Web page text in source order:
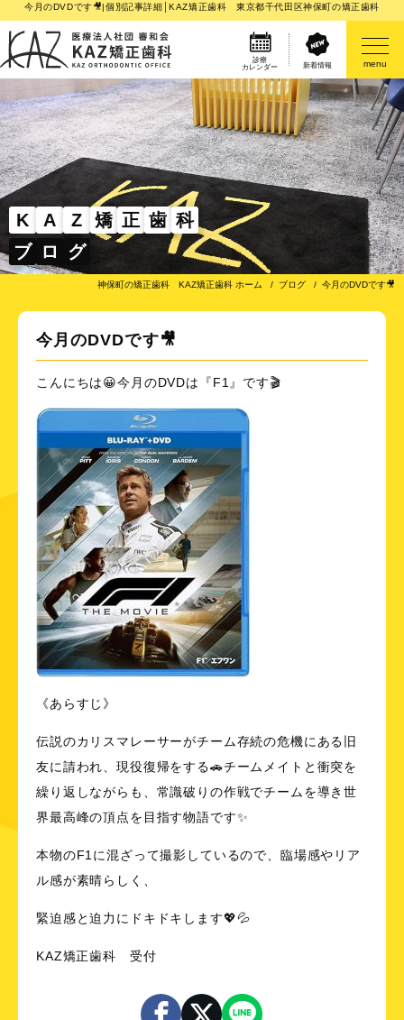
今月のDVDです🎥|個別記事詳細│KAZ矯正歯科 東京都千代田区神保町の矯正歯科
診療
カレンダー
新着情報 menu
K A Z 矯 正 歯 科
ブ ロ グ
神保町の矯正歯科 KAZ矯正歯科 ホーム ブログ 今月のDVDです🎥
今月のDVDです🎥
こんにちは😀今月のDVDは『F1』です🎬
《あらすじ》
伝説のカリスマレーサーがチーム存続の危機にある旧
友に請われ、現役復帰をする🚗チームメイトと衝突を
繰り返しながらも、常識破りの作戦でチームを導き世
界最高峰の頂点を目指す物語です✨
本物のF1に混ざって撮影しているので、臨場感やリア
ル感が素晴らしく、
緊迫感と迫力にドキドキします💖💦
KAZ矯正歯科 受付
医院案内
矯正歯科治療のご案内
矯正装置のご紹介
その他